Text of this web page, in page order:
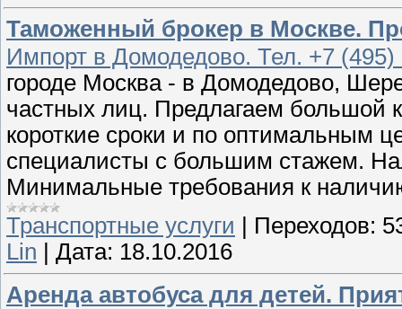
Таможенный брокер в Москве.
Импорт в Домодедово. Тел. +7 (495)
городе Москва - в Домодедово,
частных лиц. Предлагаем большой
короткие сроки и по оптимальным
специалисты с большим стажем.
Минимальные требования к
Транспортные услуги
Переходов:
Lin
Дата: 18.10.2016
Аренда автобуса для детей.